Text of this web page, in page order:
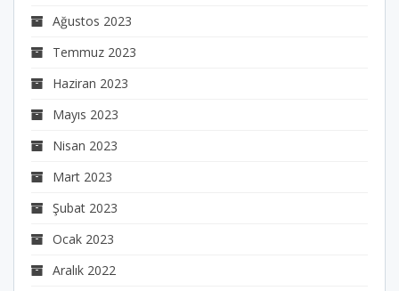
Ağustos 2023
Temmuz 2023
Haziran 2023
Mayıs 2023
Nisan 2023
Mart 2023
Şubat 2023
Ocak 2023
Aralık 2022